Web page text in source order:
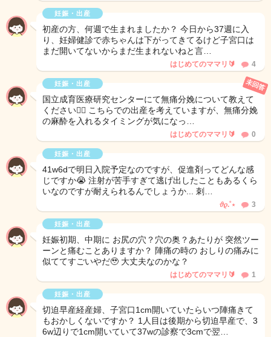
妊娠・出産
初産の方、何週で生まれましたか？ 今日から37週に入
り、妊婦健診で赤ちゃんは下がってきてるけど子宮口は
まだ開いてないからまだ生まれないねと言…
はじめてのママリ🔰 4
妊娠・出産
国立成育医療研究センターにて無痛分娩について教えて
ください🙇‍♀️ こちらでの出産を考えていますが、無痛分娩
の麻酔を入れるタイミングが気になっ…
未回答
はじめてのママリ🔰 0
妊娠・出産
41w6dで明日入院予定なのですが、促進剤ってどんな感
じですか😭 注射が苦手すぎて逃げ出したこともあるくら
いなのですが耐えられるんでしょうか... 刺…
𝜗𝜚.˚⋆ 3
妊娠・出産
妊娠初期、中期に お尻の穴？穴の奥？あたりが 突然ツー
ーンと痛むことありますか？ 陣痛の時の おしりの痛みに
似ててすごいやだ🥹 大丈夫なのかな？
はじめてのママリ🔰 1
妊娠・出産
切迫早産経産婦、子宮口1cm開いていたらいつ陣痛きて
もおかしくないですか？ 1人目は後期から切迫早産で、3
6w辺りで1cm開いていて37wの診察で3cmで翌…